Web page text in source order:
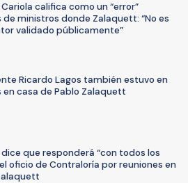
califica como un “error”
de ministros donde Zalaquett: “No es
validado públicamente”
Ricardo Lagos también estuvo en
en casa de Pablo Zalaquett
que responderá “con todos los
oficio de Contraloría por reuniones en